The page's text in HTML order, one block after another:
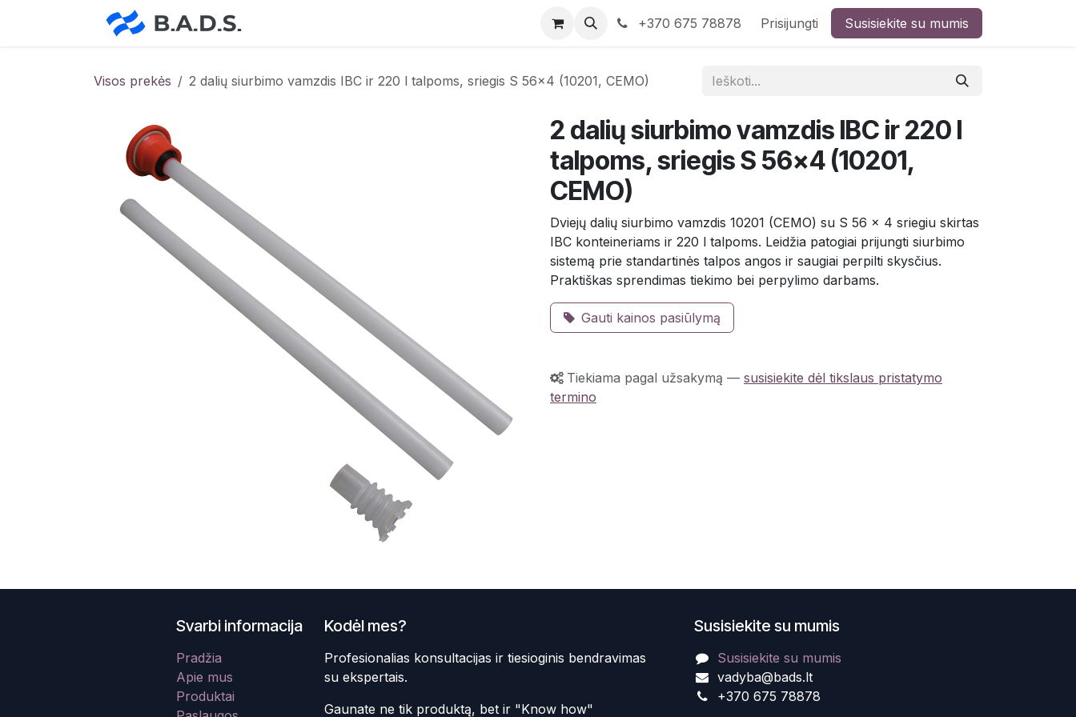
+370 675 78878 Prisijungti Susisiekite su mumis
Visos prekės 2 dalių siurbimo vamzdis IBC ir 220 l talpoms, sriegis S 56×4 (10201, CEMO)
2 dalių siurbimo vamzdis IBC ir 220 l
talpoms, sriegis S 56×4 (10201,
CEMO)
Dviejų dalių siurbimo vamzdis 10201 (CEMO) su S 56 x 4 sriegiu skirtas
IBC konteineriams ir 220 l talpoms. Leidžia patogiai prijungti siurbimo
sistemą prie standartinės talpos angos ir saugiai perpilti skysčius.
Praktiškas sprendimas tiekimo bei perpylimo darbams.
Gauti kainos pasiūlymą
Tiekiama pagal užsakymą — susisiekite dėl tikslaus pristatymo
termino
Susisiekite su mumis
Susisiekite su mumis
vadyba@bads.lt
+370 675 78878
Kodėl mes?
Profesionalias konsultacijas ir tiesioginis bendravimas
su ekspertais.
Gaunate ne tik produktą, bet ir "Know how"
Svarbi informacija
Pradžia
Apie mus
Produktai